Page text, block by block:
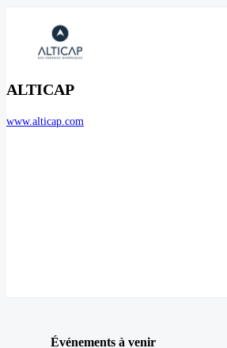
ALTICAP
www.alticap.com
Événements à venir